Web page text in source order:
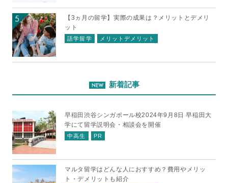
【3ヵ月の留学】実際の成果は？メリットとデメリ
ット
語学留学 メリットデメリット
新着記事
早稲田渋谷シンガポール校2024年9月8日 早稲田大
学にて留学説明会・相談会を開催
中高生 PR
マルタ留学はどんな人におすすめ？費用やメリッ
ト・デメリットも紹介